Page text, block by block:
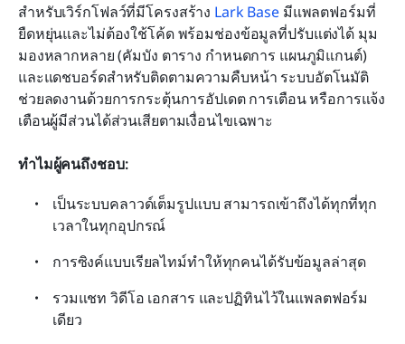
สำหรับเวิร์กโฟลว์ที่มีโครงสร้าง Lark Base มีแพลตฟอร์มที่
ยืดหยุ่นและไม่ต้องใช้โค้ด พร้อมช่องข้อมูลที่ปรับแต่งได้ มุม
มองหลากหลาย (คัมบัง ตาราง กำหนดการ แผนภูมิแกนต์)
และแดชบอร์ดสำหรับติดตามความคืบหน้า ระบบอัตโนมัติ
ช่วยลดงานด้วยการกระตุ้นการอัปเดต การเตือน หรือการแจ้ง
เตือนผู้มีส่วนได้ส่วนเสียตามเงื่อนไขเฉพาะ
ทำไมผู้คนถึงชอบ:
เป็นระบบคลาวด์เต็มรูปแบบ สามารถเข้าถึงได้ทุกที่ทุก
เวลาในทุกอุปกรณ์
การซิงค์แบบเรียลไทม์ทำให้ทุกคนได้รับข้อมูลล่าสุด
รวมแชท วิดีโอ เอกสาร และปฏิทินไว้ในแพลตฟอร์ม
เดียว